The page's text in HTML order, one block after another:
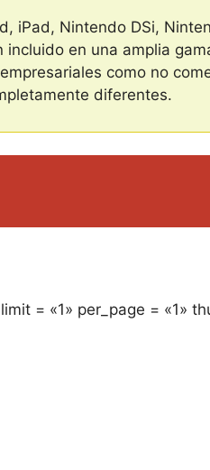
iPad, Nintendo DSi,
incluido en una amplia
como no
diferentes.
= «1» per_page = «1»